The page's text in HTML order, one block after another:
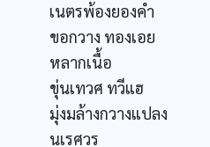
เนตรพ้องยองคำ
ขอกวาง ทองเอย
หลากเนื้อ
ขุ่นเทวศ ทวีแฮ
มุ่งมล้างกวางแปลง
นเรศวร